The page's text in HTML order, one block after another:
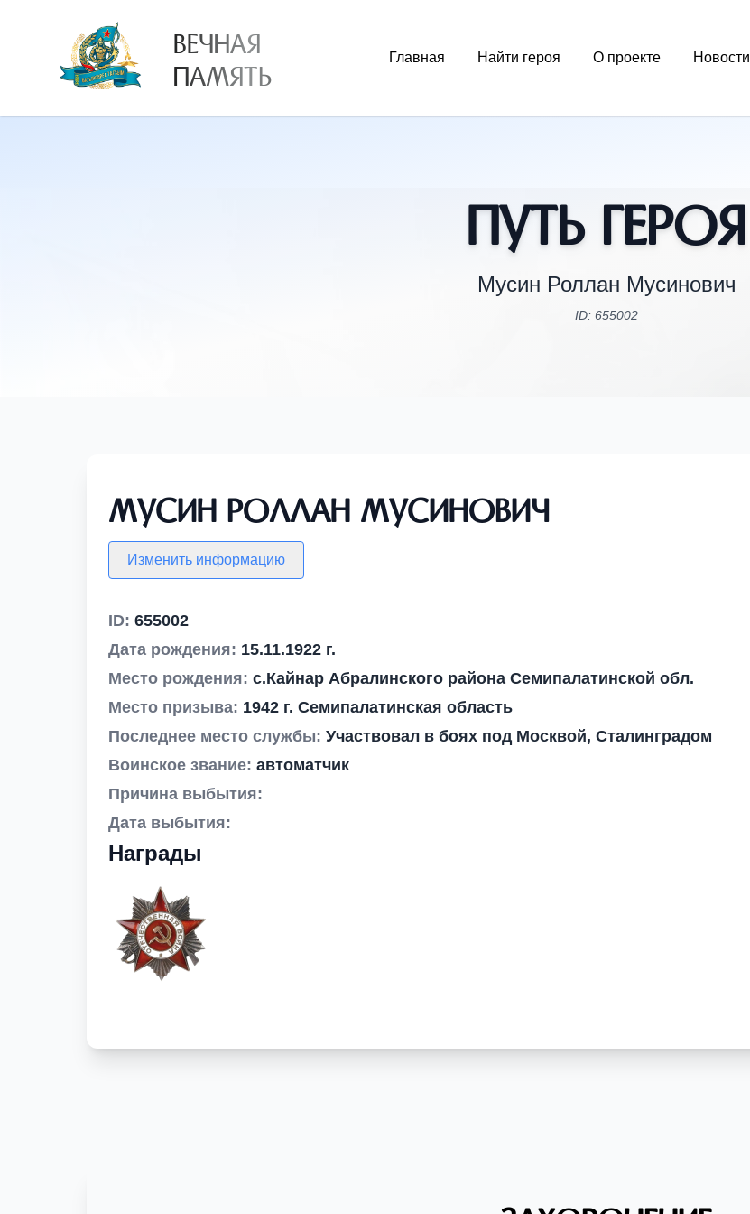
ВЕЧНАЯ
ПАМЯТЬ
Главная Найти героя О проекте Новости
Путь Героя
Мусин Роллан Мусинович
ID: 655002
Мусин Роллан Мусинович
Изменить информацию
ID: 655002
Дата рождения: 15.11.1922 г.
Место рождения: с.Кайнар Абралинского района Семипалатинской обл.
Место призыва: 1942 г. Семипалатинская область
Последнее место службы: Участвовал в боях под Москвой, Сталинградом
Воинское звание: автоматчик
Причина выбытия:
Дата выбытия:
Награды